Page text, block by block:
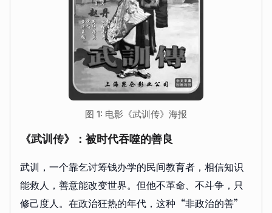
图 1: 电影《武训传》海报
《武训传》：被时代吞噬的善良
武训，一个靠乞讨筹钱办学的民间教育者，相信知识
能救人，善意能改变世界。但他不革命、不斗争，只
修己度人。在政治狂热的年代，这种“非政治的善”